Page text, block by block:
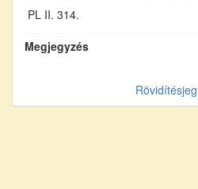
PL II. 314.
Megjegyzés